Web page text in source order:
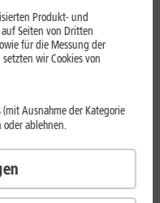
Produkt- und
Seiten von Dritten
für die Messung der
wir Cookies von
Ausnahme der Kategorie
ablehnen.